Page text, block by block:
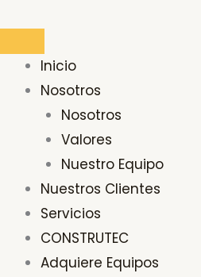
contenido
Inicio
Nosotros
Nosotros
Valores
Nuestro Equipo
Nuestros Clientes
Servicios
CONSTRUTEC
Adquiere Equipos